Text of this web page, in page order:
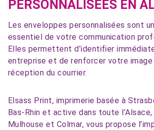
PERSONNALISÉES EN
Les enveloppes personnalisées sont
essentiel de votre communication
Elles permettent d’identifier
entreprise et de renforcer votre image
réception du courrier.
Elsass Print, imprimerie basée à
Bas-Rhin et active dans toute
Mulhouse et Colmar, vous propose